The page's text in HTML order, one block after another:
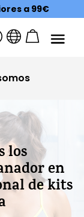
a 99€
los
en
de kits